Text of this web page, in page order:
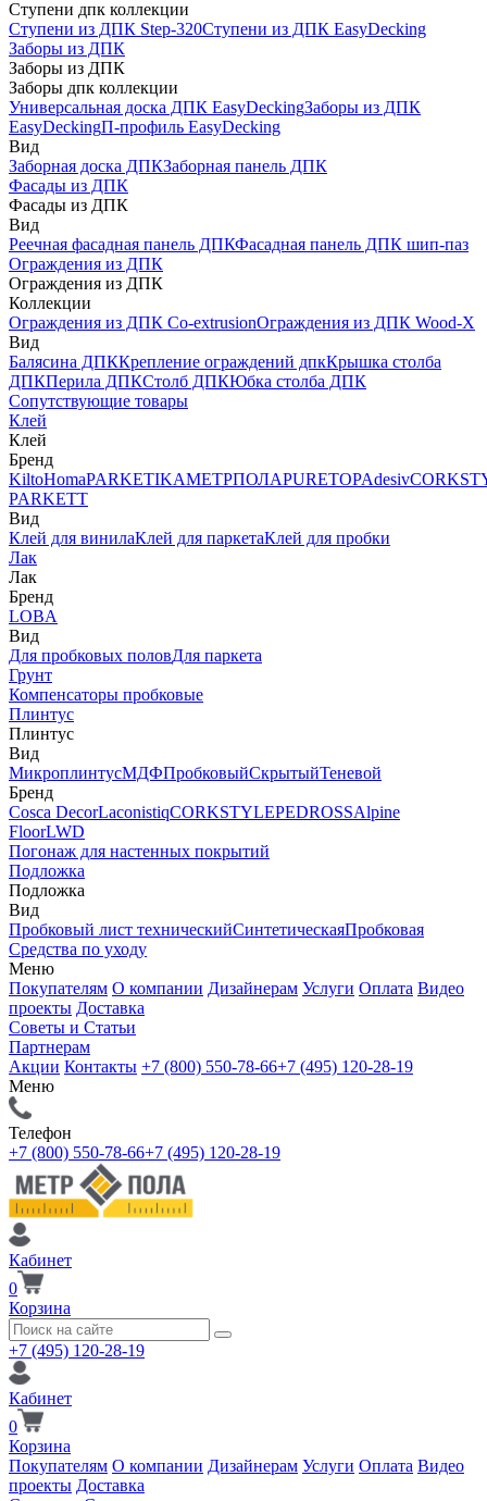
Ступени дпк коллекции
Ступени из ДПК Step-320Ступени из ДПК EasyDecking
Заборы из ДПК
Заборы из ДПК
Заборы дпк коллекции
Универсальная доска ДПК EasyDeckingЗаборы из ДПК
EasyDeckingП-профиль EasyDecking
Вид
Заборная доска ДПКЗаборная панель ДПК
Фасады из ДПК
Фасады из ДПК
Вид
Реечная фасадная панель ДПКФасадная панель ДПК шип-паз
Ограждения из ДПК
Ограждения из ДПК
Коллекции
Ограждения из ДПК Co-extrusionОграждения из ДПК Wood-X
Вид
Балясина ДПККрепление ограждений дпкКрышка столба
ДПКПерила ДПКСтолб ДПКЮбка столба ДПК
Сопутствующие товары
Клей
Клей
Бренд
KiltoHomaPARKETIKAМЕТРПОЛАPURETOPAdesiv
PARKETT
Вид
Клей для винилаКлей для паркетаКлей для пробки
Лак
Лак
Бренд
LOBA
Вид
Для пробковых половДля паркета
Грунт
Компенсаторы пробковые
Плинтус
Плинтус
Вид
МикроплинтусМДФПробковыйСкрытыйТеневой
Бренд
Cosca DecorLaconistiqCORKSTYLEPEDROSSAlpine
FloorLWD
Погонаж для настенных покрытий
Подложка
Подложка
Вид
Пробковый лист техническийСинтетическаяПробковая
Средства по уходу
Меню
Покупателям О компании Дизайнерам Услуги Оплата Видео
проекты Доставка
Советы и Статьи
Партнерам
Акции Контакты +7 (800) 550-78-66+7 (495) 120-28-19
Меню
Телефон
+7 (800) 550-78-66+7 (495) 120-28-19
Кабинет
0
Корзина
+7 (495) 120-28-19
Кабинет
0
Корзина
Покупателям О компании Дизайнерам Услуги Оплата Видео
проекты Доставка